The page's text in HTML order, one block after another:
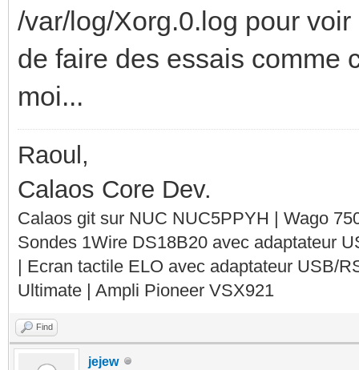
Option
Option
Option
/var/log/Xorg.0.log pour
de faire des essais comme
moi...
Raoul,
Calaos Core Dev.
Calaos git sur NUC NUC5PPYH | Wago
Sondes 1Wire DS18B20 avec adaptateur
| Ecran tactile ELO avec adaptateur USB/
Ultimate | Ampli Pioneer VSX921
Find
jejew